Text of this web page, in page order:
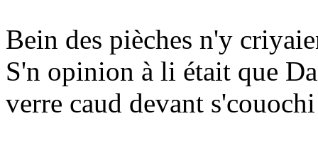
Bein des pièches n'y
S'n opinion à li était que
verre caud devant